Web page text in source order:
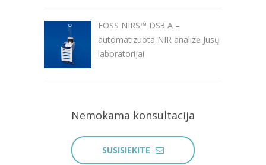
FOSS NIRS™ DS3 A –
automatizuota NIR analizė Jūsų
laboratorijai
Nemokama konsultacija
SUSISIEKITE